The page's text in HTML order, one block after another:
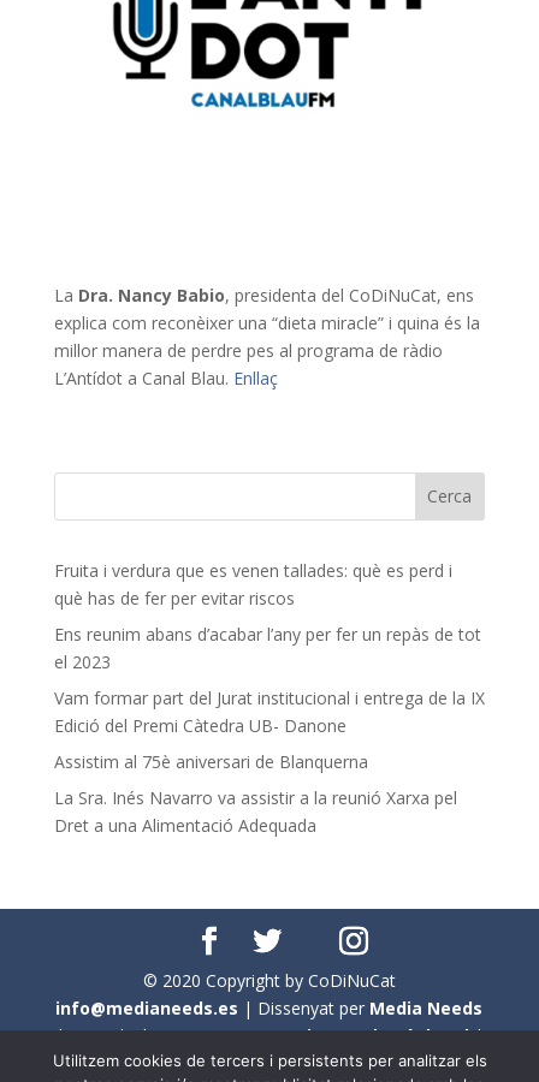
La Dra. Nancy Babio, presidenta del CoDiNuCat, ens
explica com reconèixer una “dieta miracle” i quina és la
millor manera de perdre pes al programa de ràdio
L’Antídot a Canal Blau. Enllaç
Fruita i verdura que es venen tallades: què es perd i
què has de fer per evitar riscos
Ens reunim abans d’acabar l’any per fer un repàs de tot
el 2023
Vam formar part del Jurat institucional i entrega de la IX
Edició del Premi Càtedra UB- Danone
Assistim al 75è aniversari de Blanquerna
La Sra. Inés Navarro va assistir a la reunió Xarxa pel
Dret a una Alimentació Adequada
© 2020 Copyright by CoDiNuCat
info@medianeeds.es | Dissenyat per Media Needs
| Tots els drets reservats aCoDiNuCat |Avís legal|
Avís per cookies
Utilitzem cookies de tercers i persistents per analitzar els